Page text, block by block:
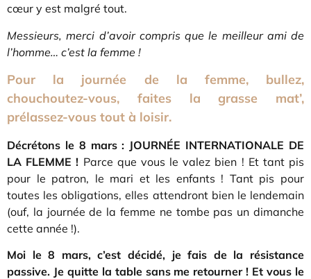
cœur y est malgré tout.
Messieurs, merci d’avoir compris que le meilleur ami de
l’homme… c’est la femme !
Pour la journée de la femme, bullez,
chouchoutez-vous, faites la grasse mat’,
prélassez-vous tout à loisir.
Décrétons le 8 mars : JOURNÉE INTERNATIONALE DE
LA FLEMME ! Parce que vous le valez bien ! Et tant pis
pour le patron, le mari et les enfants ! Tant pis pour
toutes les obligations, elles attendront bien le lendemain
(ouf, la journée de la femme ne tombe pas un dimanche
cette année !).
Moi le 8 mars, c’est décidé, je fais de la résistance
passive. Je quitte la table sans me retourner ! Et vous le